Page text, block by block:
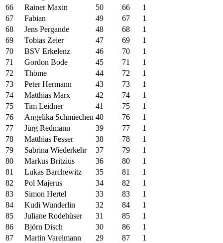
66
Rainer Maxin 50 66
1
67
Fabian 49 67
1
68
Jens Pergande 48 68
1
69
Tobias Zeier 47 69
1
70
BSV Erkelenz 46 70
1
71
Gordon Bode 45 71
1
72
Thöme 44 72
1
73
Peter Hermann 43 73
1
74
Matthias Marx 42 74
1
75
Tim Leidner 41 75
1
76
Angelika Schmiechen 40 76
1
77
Jürg Redmann 39 77
1
78
Matthias Fesser 38 78
1
79
Sabrina Wiederkehr 37 79
1
80
Markus Britzius 36 80
1
81
Lukas Barchewitz 35 81
1
82
Pol Majerus 34 82
1
83
Simon Hertel 33 83
1
84
Kudi Wunderlin 32 84
1
85
Juliane Rodehüser 31 85
1
86
Björn Disch 30 86
1
87
Martin Varelmann 29 87
1